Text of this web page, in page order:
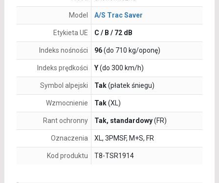
Model A/S Trac Saver
Etykieta UE C / B / 72 dB
Indeks nośności 96(do 710 kg/oponę)
Indeks prędkości Y(do 300 km/h)
Symbol alpejski Tak(płatek śniegu)
Wzmocnienie Tak(XL)
Rant ochronny Tak, standardowy(FR)
Oznaczenia XL, 3PMSF, M+S, FR
Kod produktu T8-TSR1914